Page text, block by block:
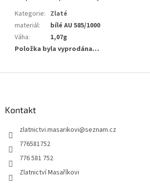
Kategorie: Zlaté
materiál:
bílé AU 585/1000
Váha:
1,07g
Položka byla vyprodána…
Kontakt
zlatnictvi.masarikovi@seznam.cz
776581752
776 581 752
Zlatnictví Masaříkovi